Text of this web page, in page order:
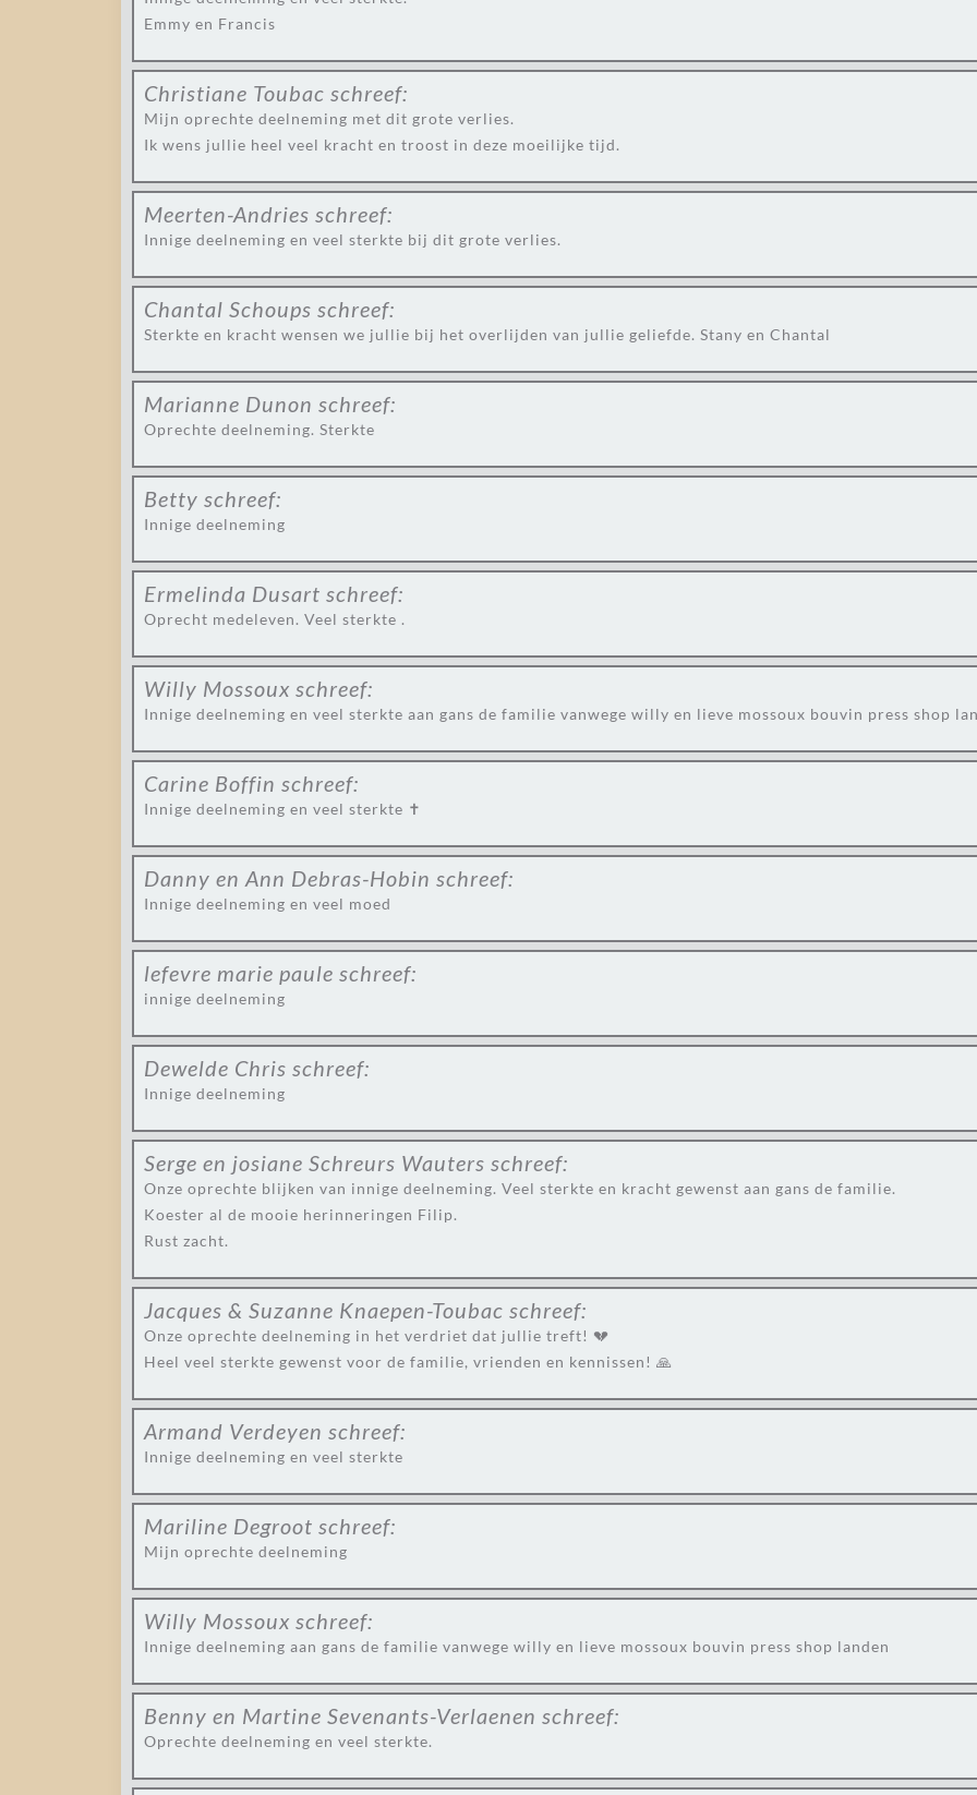
Emmy en Francis
Christiane Toubac schreef:
Mijn oprechte deelneming met dit grote verlies.
Ik wens jullie heel veel kracht en troost in deze moeilijke tijd.
Meerten-Andries schreef:
Innige deelneming en veel sterkte bij dit grote verlies.
Chantal Schoups schreef:
Sterkte en kracht wensen we jullie bij het overlijden van jullie geliefde. Stany en Chantal
Marianne Dunon schreef:
Oprechte deelneming. Sterkte
Betty schreef:
Innige deelneming
Ermelinda Dusart schreef:
Oprecht medeleven. Veel sterkte .
Willy Mossoux schreef:
Innige deelneming en veel sterkte aan gans de familie vanwege willy en lieve mossoux bouvin press shop
Carine Boffin schreef:
Innige deelneming en veel sterkte ✝️
Danny en Ann Debras-Hobin schreef:
Innige deelneming en veel moed
lefevre marie paule schreef:
innige deelneming
Dewelde Chris schreef:
Innige deelneming
Serge en josiane Schreurs Wauters schreef:
Onze oprechte blijken van innige deelneming. Veel sterkte en kracht gewenst aan gans de familie.
Koester al de mooie herinneringen Filip.
Rust zacht.
Jacques & Suzanne Knaepen-Toubac schreef:
Onze oprechte deelneming in het verdriet dat jullie treft! 💔
Heel veel sterkte gewenst voor de familie, vrienden en kennissen! 🙏
Armand Verdeyen schreef:
Innige deelneming en veel sterkte
Mariline Degroot schreef:
Mijn oprechte deelneming
Willy Mossoux schreef:
Innige deelneming aan gans de familie vanwege willy en lieve mossoux bouvin press shop landen
Benny en Martine Sevenants-Verlaenen schreef:
Oprechte deelneming en veel sterkte.